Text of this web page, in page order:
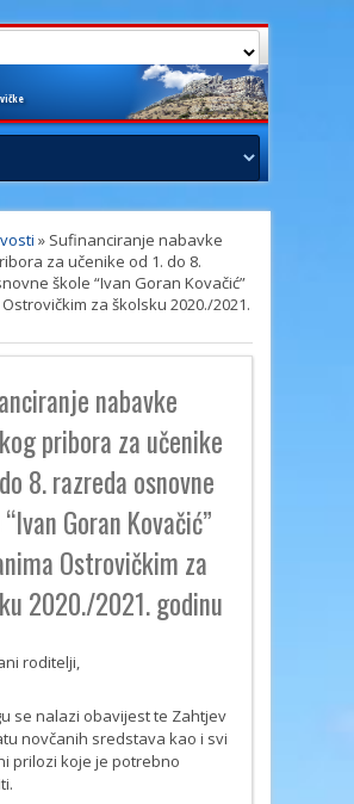
» Sufinanciranje nabavke
za učenike od 1. do 8.
škole “Ivan Goran Kovačić”
za školsku 2020./2021.
nabavke
pribora za učenike
8. razreda osnovne
Goran Kovačić”
Ostrovičkim za
2020./2021. godinu
roditelji,
se nalazi obavijest te Zahtjev
novčanih sredstava kao i svi
prilozi koje je potrebno